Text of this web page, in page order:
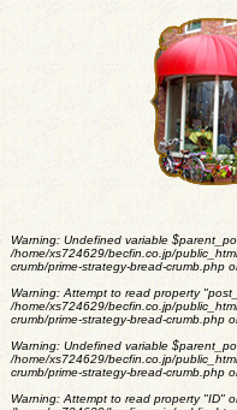
Warning: Undefined variable
/home/xs724629/becfin.co.jp/
crumb/prime-strategy-bread-crumb.php
Warning: Attempt to read property
/home/xs724629/becfin.co.jp/
crumb/prime-strategy-bread-crumb.php
Warning: Undefined variable
/home/xs724629/becfin.co.jp/
crumb/prime-strategy-bread-crumb.php
Warning: Attempt to read property "ID"